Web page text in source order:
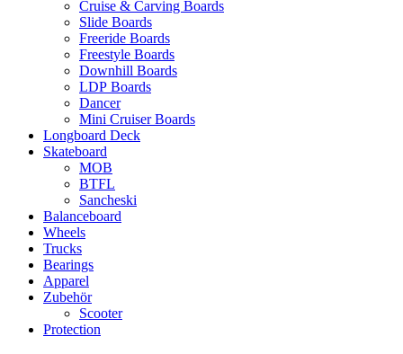
Cruise & Carving Boards
Slide Boards
Freeride Boards
Freestyle Boards
Downhill Boards
LDP Boards
Dancer
Mini Cruiser Boards
Longboard Deck
Skateboard
MOB
BTFL
Sancheski
Balanceboard
Wheels
Trucks
Bearings
Apparel
Zubehör
Scooter
Protection